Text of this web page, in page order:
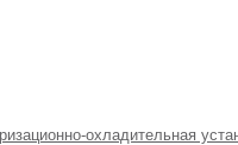
охладительная